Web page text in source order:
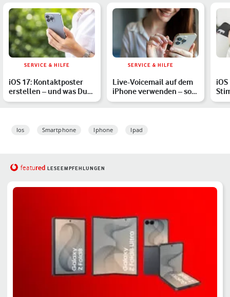
SERVICE & HILFE
iOS 17: Kontaktposter
erstellen – und was Du
bei Problemen tun ka…
SERVICE & HILFE
Live-Voicemail auf dem
iPhone verwenden – so
geht‘s
Ios Smartphone Iphone Ipad
featured LESEEMPFEHLUNGEN